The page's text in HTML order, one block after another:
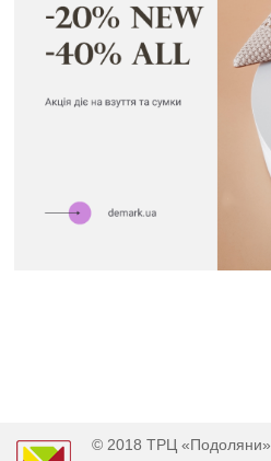
© 2018 ТРЦ «Подоляни»